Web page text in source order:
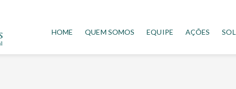
HOME QUEM SOMOS EQUIPE AÇÕES